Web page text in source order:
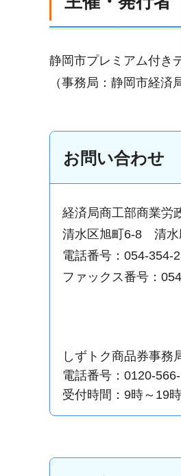
静岡市プレミアム付き
（事務局：静岡市経
お問い合わせ
経済局商工部商業労
清水区旭町6-8 清水
電話番号：054-354-
ファックス番号：
しずトク商品券事務
電話番号：0120-
受付時間：9時～19